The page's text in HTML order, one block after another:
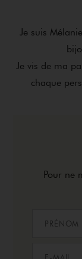
Je suis
Je vis de ma
chaque
Pour ne